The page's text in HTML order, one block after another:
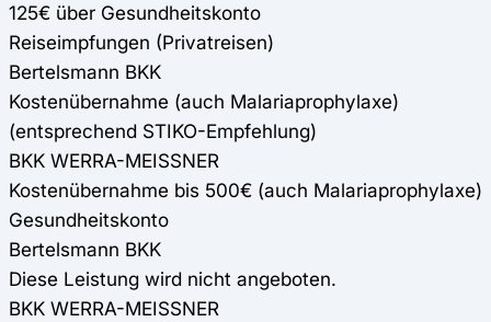
125€ über Gesundheitskonto
Reiseimpfungen (Privatreisen)
Bertelsmann BKK
Kostenübernahme (auch Malariaprophylaxe)
(entsprechend STIKO-Empfehlung)
BKK WERRA-MEISSNER
Kostenübernahme bis 500€ (auch Malariaprophylaxe)
Gesundheitskonto
Bertelsmann BKK
Diese Leistung wird nicht angeboten.
BKK WERRA-MEISSNER